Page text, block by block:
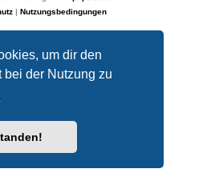
um dir den
bei der Nutzung zu
| Nutzungsbedingungen